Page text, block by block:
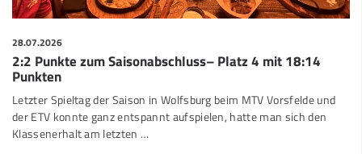
2:2 Punkte zum Saisonabschluss– Platz 4 mit 18:14
Punkten
Letzter Spieltag der Saison in Wolfsburg beim MTV Vorsfelde und
der ETV konnte ganz entspannt aufspielen, hatte man sich den
Klassenerhalt am letzten …